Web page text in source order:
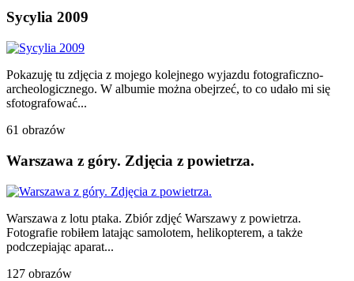
Sycylia 2009
Pokazuję tu zdjęcia z mojego kolejnego wyjazdu fotograficzno-
archeologicznego. W albumie można obejrzeć, to co udało mi się
sfotografować...
61 obrazów
Warszawa z góry. Zdjęcia z powietrza.
Warszawa z lotu ptaka. Zbiór zdjęć Warszawy z powietrza.
Fotografie robiłem latając samolotem, helikopterem, a także
podczepiając aparat...
127 obrazów